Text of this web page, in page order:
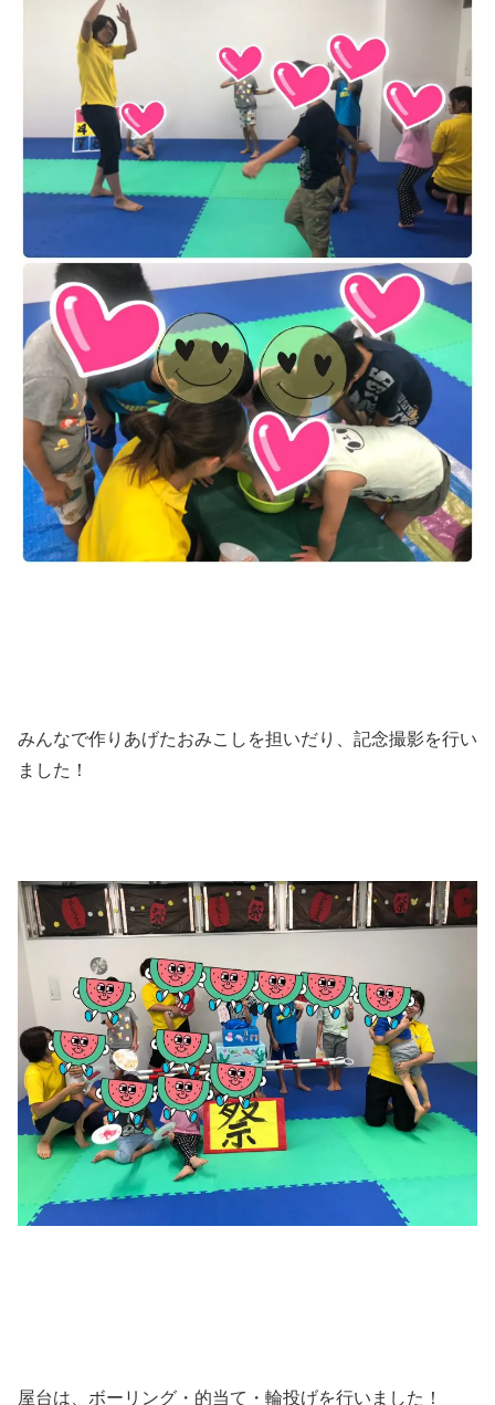
みんなで作りあげたおみこしを担いだり、記念撮影を行い
ました！
屋台は、ボーリング・的当て・輪投げを行いました！